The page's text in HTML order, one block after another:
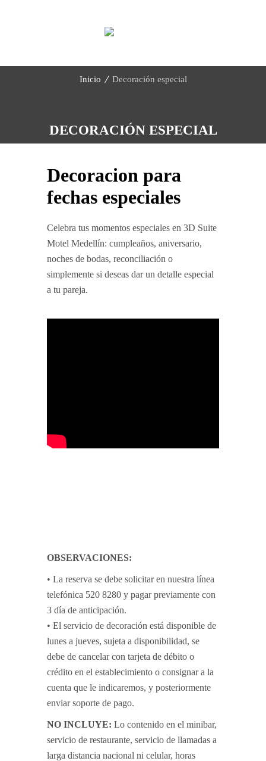
DECORACIÓN ESPECIAL
Inicio Decoración especial
Decoracion para
fechas especiales
Celebra tus momentos especiales en 3D Suite
Motel Medellín: cumpleaños, aniversario,
noches de bodas, reconciliación o
simplemente si deseas dar un detalle especial
a tu pareja.
OBSERVACIONES:
• La reserva se debe solicitar en nuestra línea
telefónica 520 8280 y pagar previamente con
3 día de anticipación.
• El servicio de decoración está disponible de
lunes a jueves, sujeta a disponibilidad, se
debe de cancelar con tarjeta de débito o
crédito en el establecimiento o consignar a la
cuenta que le indicaremos, y posteriormente
enviar soporte de pago.
NO INCLUYE: Lo contenido en el minibar,
servicio de restaurante, servicio de llamadas a
larga distancia nacional ni celular, horas